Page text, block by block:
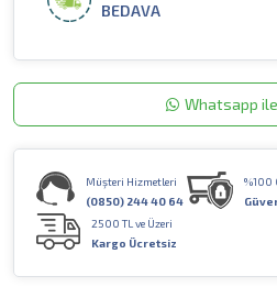
BEDAVA
Whatsapp
Müşteri Hizmetleri
(0850) 244 40 64
%100
2500 TL ve Üzeri
Kargo Ücretsiz